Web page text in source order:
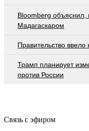
Bloomberg объяснил,
Мадагаскаром
Правительство
Трамп планирует
против России
Связь с эфиром